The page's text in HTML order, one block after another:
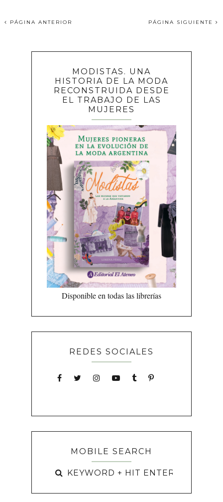
PÁGINA ANTERIOR PÁGINA SIGUIENTE
MODISTAS. UNA
HISTORIA DE LA MODA
RECONSTRUIDA DESDE
EL TRABAJO DE LAS
MUJERES
Disponible en todas las librerías
REDES SOCIALES
MOBILE SEARCH